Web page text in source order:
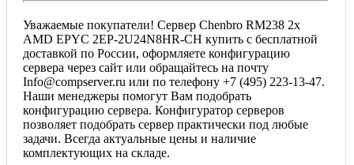
Уважаемые покупатели! Сервер Chenbro RM238 2x
AMD EPYC 2EP-2U24N8HR-CH купить с бесплатной
доставкой по России, оформляете конфигурацию
сервера через сайт или обращайтесь на почту
Info@compserver.ru или по телефону +7 (495) 223-13-47.
Наши менеджеры помогут Вам подобрать
конфигурацию сервера. Конфигуратор серверов
позволяет подобрать сервер практически под любые
задачи. Всегда актуальные цены и наличие
комплектующих на складе.